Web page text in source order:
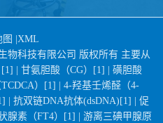
图 XML
物科技有限公司 版权所有 主要从
| 甘氨胆酸（CG）[1] | 磺胆酸
）[1] | 4-羟基壬烯醛（4-
| 抗双链DNA抗体(dsDNA)[1] | 促
腺素（FT4）[1] | 游离三碘甲腺原